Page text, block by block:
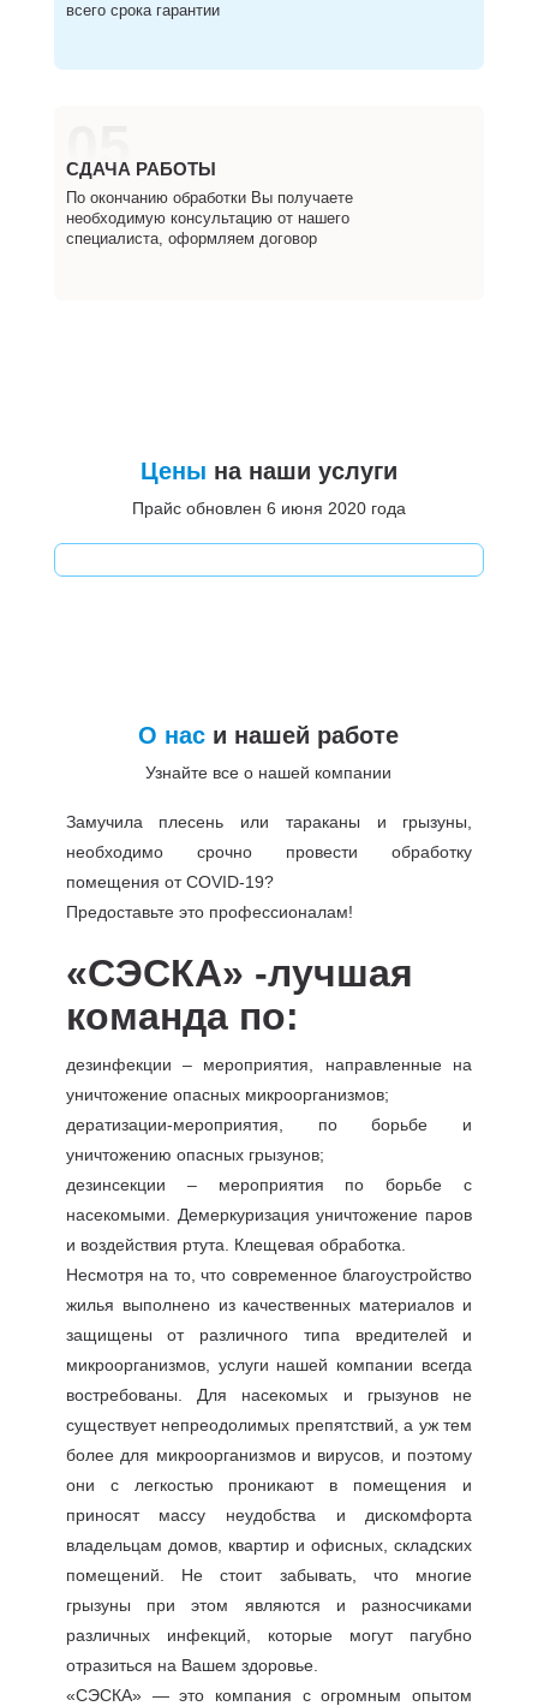
всего срока гарантии
05
СДАЧА РАБОТЫ
По окончанию обработки Вы получаете
необходимую консультацию от нашего
специалиста, оформляем договор
Цены на наши услуги
Прайс обновлен 6 июня 2020 года
О нас и нашей работе
Узнайте все о нашей компании
Замучила плесень или тараканы и грызуны,
необходимо срочно провести обработку
помещения от COVID-19?
Предоставьте это профессионалам!
«СЭСКА» -лучшая
команда по:
дезинфекции – мероприятия, направленные на
уничтожение опасных микроорганизмов;
дератизации-мероприятия, по борьбе и
уничтожению опасных грызунов;
дезинсекции – мероприятия по борьбе с
насекомыми. Демеркуризация уничтожение паров
и воздействия ртута. Клещевая обработка.
Несмотря на то, что современное благоустройство
жилья выполнено из качественных материалов и
защищены от различного типа вредителей и
микроорганизмов, услуги нашей компании всегда
востребованы. Для насекомых и грызунов не
существует непреодолимых препятствий, а уж тем
более для микроорганизмов и вирусов, и поэтому
они с легкостью проникают в помещения и
приносят массу неудобства и дискомфорта
владельцам домов, квартир и офисных, складских
помещений. Не стоит забывать, что многие
грызуны при этом являются и разносчиками
различных инфекций, которые могут пагубно
отразиться на Вашем здоровье.
«СЭСКА» — это компания с огромным опытом